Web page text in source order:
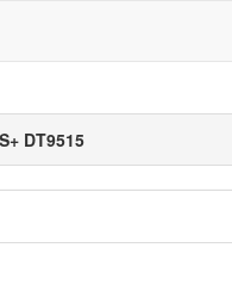
DT9515